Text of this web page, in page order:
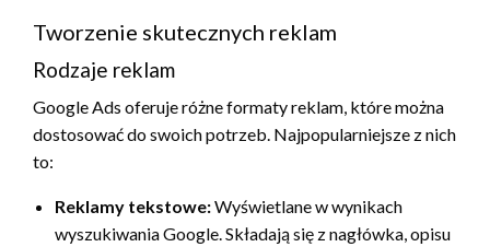
Tworzenie skutecznych reklam
Rodzaje reklam
Google Ads oferuje różne formaty reklam, które można
dostosować do swoich potrzeb. Najpopularniejsze z nich
to:
Reklamy tekstowe:Wyświetlane w wynikach
wyszukiwania Google. Składają się z nagłówka, opisu